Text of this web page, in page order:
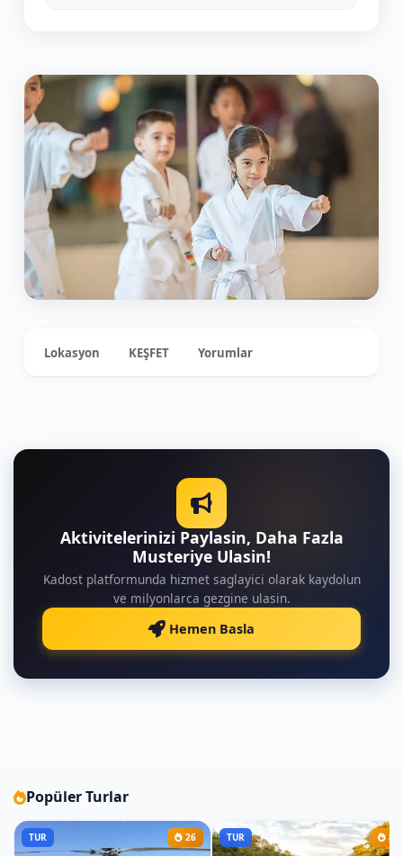
Lokasyon KEŞFET Yorumlar
Aktivitelerinizi Paylasin, Daha Fazla
Musteriye Ulasin!
Kadost platformunda hizmet saglayici olarak kaydolun
ve milyonlarca gezgine ulasin.
Hemen Basla
Popüler Turlar
TUR 26 TUR 8